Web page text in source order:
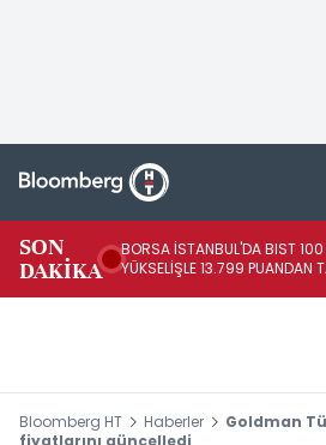
SON
DAKİKA
BORSA İSTANBUL'DA BIST
YÜKSELİŞLE 13.799 PUANDAN
Bloomberg HT Haberler
Goldman
fiyatlarını güncelledi